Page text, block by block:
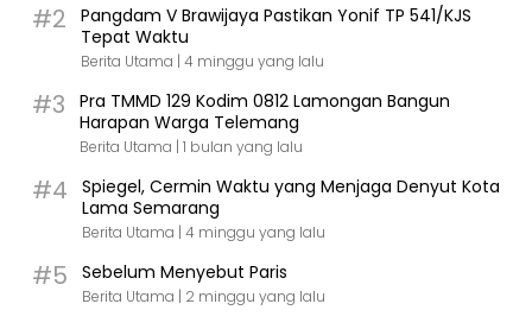
#2
Pangdam V Brawijaya Pastikan Yonif TP 541/KJS
Tepat Waktu
Berita Utama | 4 minggu yang lalu
#3
Pra TMMD 129 Kodim 0812 Lamongan Bangun
Harapan Warga Telemang
Berita Utama | 1 bulan yang lalu
#4
Spiegel, Cermin Waktu yang Menjaga Denyut Kota
Lama Semarang
Berita Utama | 4 minggu yang lalu
#5 Sebelum Menyebut Paris
Berita Utama | 2 minggu yang lalu